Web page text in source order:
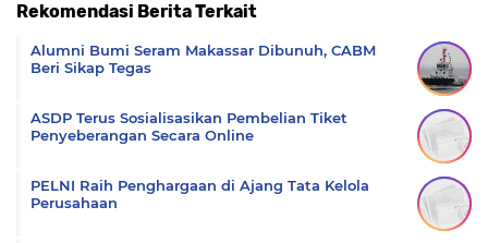
Rekomendasi Berita Terkait
Alumni Bumi Seram Makassar Dibunuh, CABM
Beri Sikap Tegas
ASDP Terus Sosialisasikan Pembelian Tiket
Penyeberangan Secara Online
PELNI Raih Penghargaan di Ajang Tata Kelola
Perusahaan